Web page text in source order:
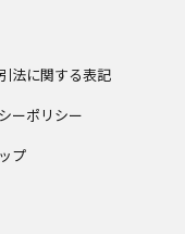
法に関する表記
ーポリシー
プ